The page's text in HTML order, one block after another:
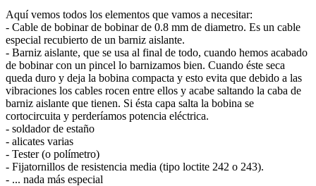
Aquí vemos todos los elementos que vamos a necesitar:
- Cable de bobinar de bobinar de 0.8 mm de diametro. Es un cable
especial recubierto de un barniz aislante.
- Barniz aislante, que se usa al final de todo, cuando hemos acabado
de bobinar con un pincel lo barnizamos bien. Cuando éste seca
queda duro y deja la bobina compacta y esto evita que debido a las
vibraciones los cables rocen entre ellos y acabe saltando la caba de
barniz aislante que tienen. Si ésta capa salta la bobina se
cortocircuita y perderíamos potencia eléctrica.
- soldador de estaño
- alicates varias
- Tester (o polímetro)
- Fijatornillos de resistencia media (tipo loctite 242 o 243).
- ... nada más especial